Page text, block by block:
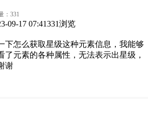
： 331
09-17 07:41331浏览
下怎么获取星级这种元素信息，我能够
了元素的各种属性，无法表示出星级，
谢